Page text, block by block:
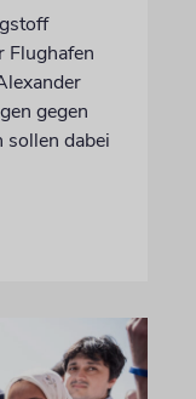
Flughafen
gegen
sollen dabei